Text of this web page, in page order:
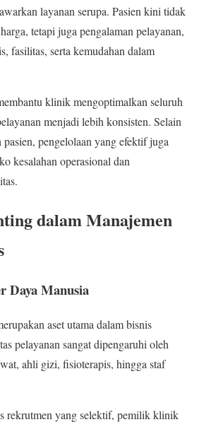
layanan serupa. Pasien kini tidak
tetapi juga pengalaman pelayanan,
fasilitas, serta kemudahan dalam
klinik mengoptimalkan seluruh
menjadi lebih konsisten. Selain
pengelolaan yang efektif juga
kesalahan operasional dan
dalam Manajemen
Daya Manusia
aset utama dalam bisnis
pelayanan sangat dipengaruhi oleh
ahli gizi, fisioterapis, hingga staf
rekrutmen yang selektif, pemilik klinik